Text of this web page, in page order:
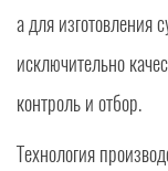
а для изготовления
исключительно
контроль и отбор.
Технология